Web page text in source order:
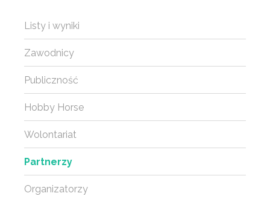
Listy i wyniki
Zawodnicy
Publiczność
Hobby Horse
Wolontariat
Partnerzy
Organizatorzy